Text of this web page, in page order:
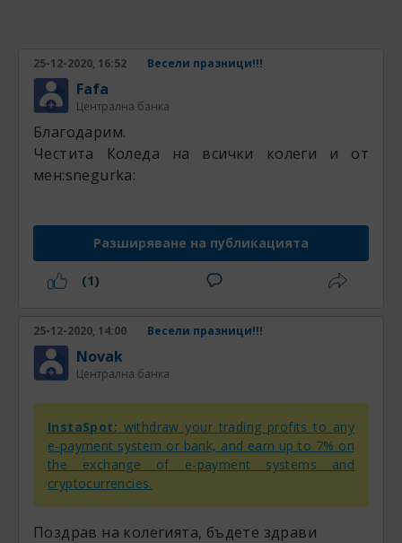
25-12-2020, 16:52 Весели празници!!!
Fafa
Централна банка
Благодарим.
Честита Коледа на всички колеги и от
мен:snegurka:
Разширяване на публикацията
(1)
25-12-2020, 14:00 Весели празници!!!
Novak
Централна банка
InstaSpot: withdraw your trading profits to any
e-payment system or bank, and earn up to 7% on
the exchange of e-payment systems and
cryptocurrencies.
Поздрав на колегията, бъдете здрави